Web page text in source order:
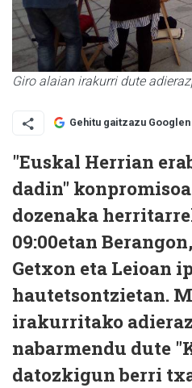
Giro alaian irakurri dute
Gehitu gaitzazu Googlen
"Euskal Herrian
dadin"
dozenaka
09:00etan
Getxon eta Leioan
hautetsontzietan.
irakurritako
nabarmendu dute
datozkigun berri